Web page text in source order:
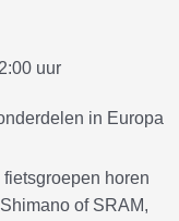
2:00 uur
horen
of SRAM,